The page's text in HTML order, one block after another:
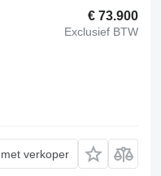
€ 73.900
Exclusief BTW
verkoper